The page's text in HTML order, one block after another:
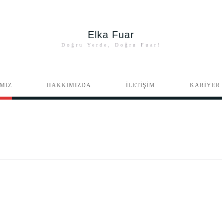
Elka Fuar
Doğru Yerde, Doğru Fuar!
HAKKIMIZDA İLETİŞİM KARİYER